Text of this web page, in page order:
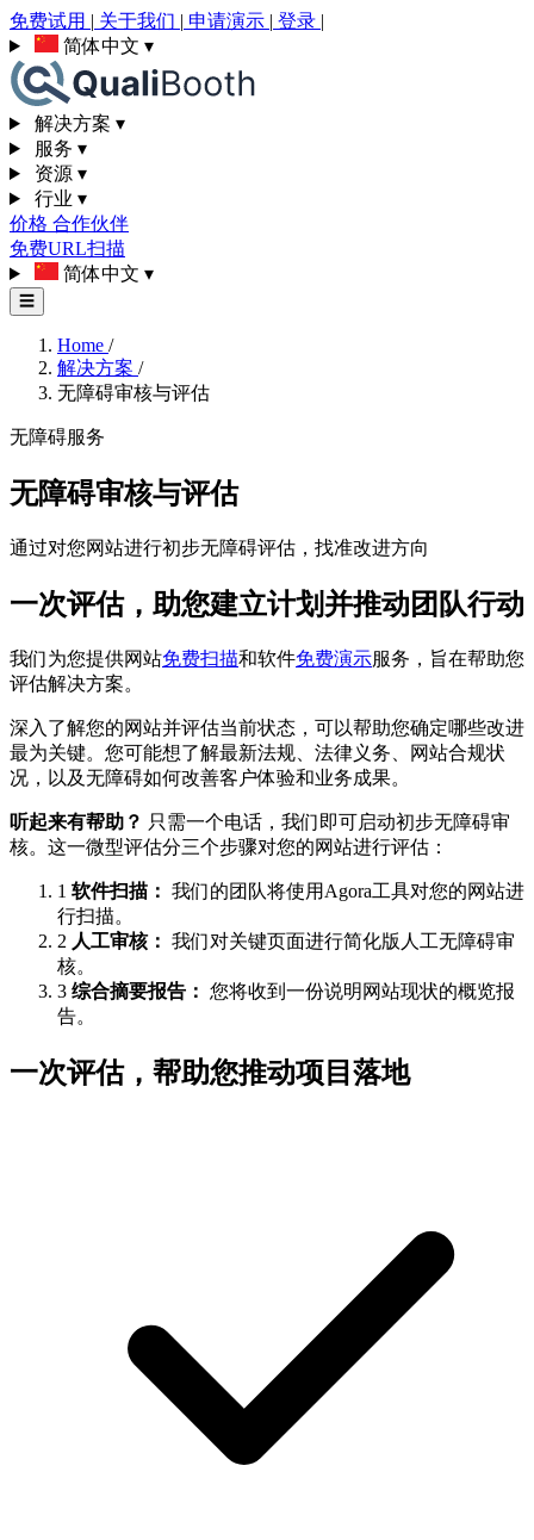
免费试用 | 关于我们 | 申请演示 | 登录 |
简体中文 ▾
解决方案 ▾
服务 ▾
资源 ▾
行业 ▾
价格 合作伙伴
免费URL扫描
简体中文 ▾
☰
Home /
解决方案 /
无障碍审核与评估
无障碍服务
无障碍审核与评估
通过对您网站进行初步无障碍评估，找准改进方向
一次评估，助您建立计划并推动团队行动
我们为您提供网站免费扫描和软件免费演示服务，旨在帮助您
评估解决方案。
深入了解您的网站并评估当前状态，可以帮助您确定哪些改进
最为关键。您可能想了解最新法规、法律义务、网站合规状
况，以及无障碍如何改善客户体验和业务成果。
听起来有帮助？ 只需一个电话，我们即可启动初步无障碍审
核。这一微型评估分三个步骤对您的网站进行评估：
1 软件扫描： 我们的团队将使用Agora工具对您的网站进
行扫描。
2 人工审核： 我们对关键页面进行简化版人工无障碍审
核。
3 综合摘要报告： 您将收到一份说明网站现状的概览报
告。
一次评估，帮助您推动项目落地